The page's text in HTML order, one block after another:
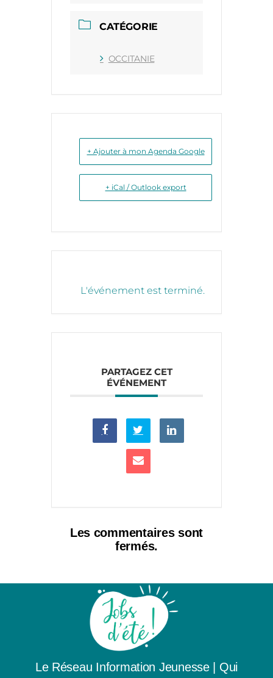
CATÉGORIE
OCCITANIE
+ Ajouter à mon Agenda Google
+ iCal / Outlook export
L'événement est terminé.
PARTAGEZ CET
ÉVÉNEMENT
Les commentaires sont
fermés.
Le Réseau Information Jeunesse| Qui